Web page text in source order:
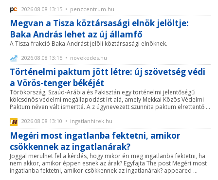
2026.08.08 13:15 • penzcentrum.hu
Megvan a Tisza köztársasági elnök jelöltje:
Baka András lehet az új államfő
A Tisza-frakció Baka Andrást jelöli köztársasági elnöknek.
2026.08.08 13:15 • novekedes.hu
Történelmi paktum jött létre: új szövetség védi
a Vörös-tenger békéjét
Törökország, Szaúd-Arábia és Pakisztán egy történelmi jelentőségű
kölcsönös védelmi megállapodást írt alá, amely Mekkai Közös Védelmi
Paktum néven vált ismertté. A z úgynevezett szunnita paktum elrettentő ...
2026.08.08 13:10 • ingatlanhirek.hu
Megéri most ingatlanba fektetni, amikor
csökkennek az ingatlanárak?
Joggal merülhet fel a kérdés, hogy mikor éri meg ingatlanba fektetni, ha
nem akkor, amikor éppen esnek az árak? Egyfajta The post Megéri most
ingatlanba fektetni, amikor csökkennek az ingatlanárak? appeared ...